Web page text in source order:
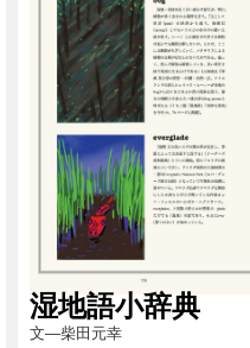
湿地語小辞典
文―柴田元幸